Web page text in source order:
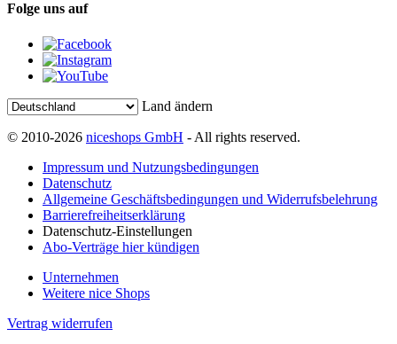
Folge uns auf
Land ändern
© 2010-2026 niceshops GmbH - All rights reserved.
Impressum und Nutzungsbedingungen
Datenschutz
Allgemeine Geschäftsbedingungen und Widerrufsbelehrung
Barrierefreiheitserklärung
Datenschutz-Einstellungen
Abo-Verträge hier kündigen
Unternehmen
Weitere nice Shops
Vertrag widerrufen